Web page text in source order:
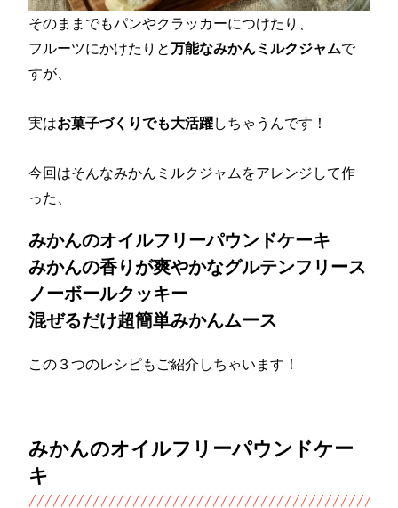
そのままでもパンやクラッカーにつけたり、
フルーツにかけたりと万能なみかんミルクジャムで
すが、
実はお菓子づくりでも大活躍しちゃうんです！
今回はそんなみかんミルクジャムをアレンジして作
った、
みかんのオイルフリーパウンドケーキ
みかんの香りが爽やかなグルテンフリース
ノーボールクッキー
混ぜるだけ超簡単みかんムース
この３つのレシピもご紹介しちゃいます！
みかんのオイルフリーパウンドケー
キ